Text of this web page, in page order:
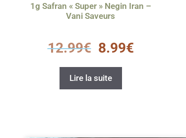
1g Safran « Super » Negin Iran –
Vani Saveurs
s
u
5
12.99€ 8.99€
Lire la suite